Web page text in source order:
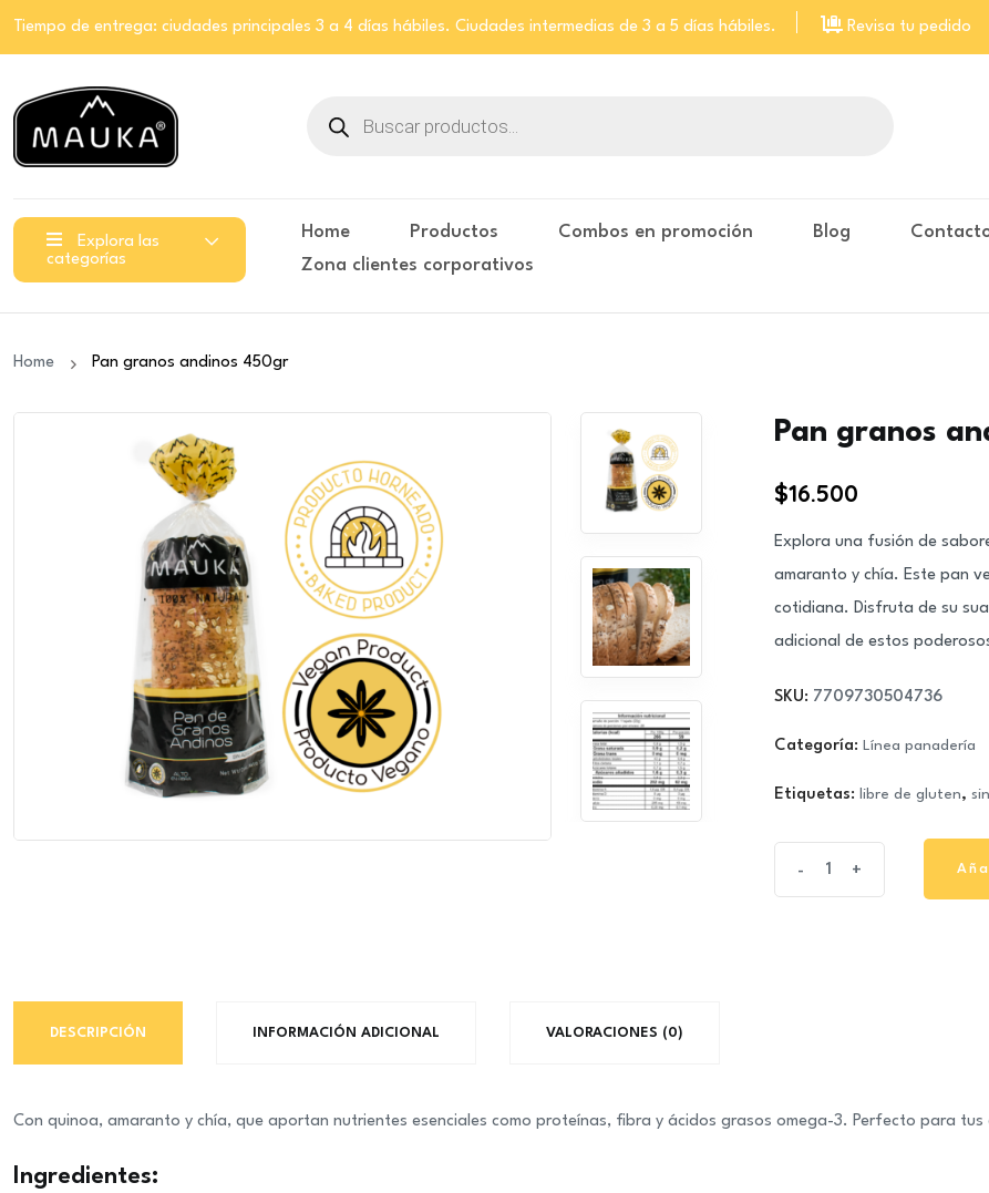
Tiempo de entrega: ciudades principales 3 a 4 días hábiles. Ciudades intermedias de 3 a 5 días hábiles. Revisa tu pedido
productos
Explora las
categorías
Home Productos Combos en promoción Blog
Zona clientes corporativos
Home Pan granos andinos 450gr
Pan granos
$16.500
Explora una fusión de
amaranto y chía. Este pan
cotidiana. Disfruta de su
adicional de estos
SKU: 7709730504736
Categoría: Línea panadería
Etiquetas: libre de gluten,
- +
DESCRIPCIÓN INFORMACIÓN ADICIONAL VALORACIONES (0)
Con quinoa, amaranto y chía, que aportan nutrientes esenciales como proteínas, fibra y ácidos grasos omega-3. Perfecto para
Ingredientes: